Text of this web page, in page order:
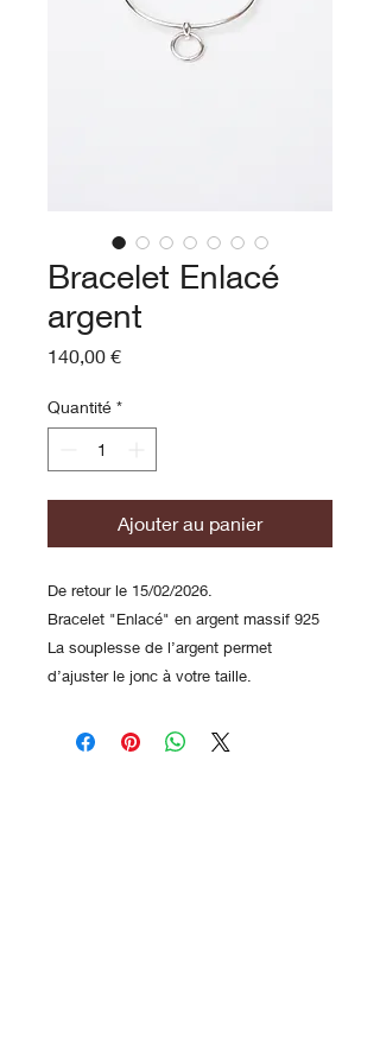
Bracelet Enlacé
argent
140,00 €Prix
Quantité *
Ajouter au panier
De retour le 15/02/2026.
Bracelet "Enlacé" en argent massif 925
La souplesse de l’argent permet
d’ajuster le jonc à votre taille.